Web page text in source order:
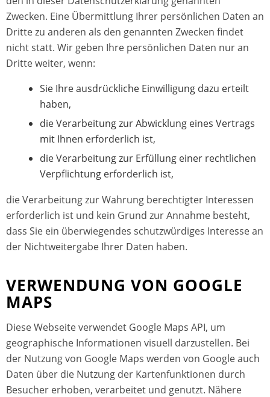
Zwecken. Eine Übermittlung Ihrer persönlichen Daten an
Dritte zu anderen als den genannten Zwecken findet
nicht statt. Wir geben Ihre persönlichen Daten nur an
Dritte weiter, wenn:
Sie Ihre ausdrückliche Einwilligung dazu erteilt
haben,
die Verarbeitung zur Abwicklung eines Vertrags
mit Ihnen erforderlich ist,
die Verarbeitung zur Erfüllung einer rechtlichen
Verpflichtung erforderlich ist,
die Verarbeitung zur Wahrung berechtigter Interessen
erforderlich ist und kein Grund zur Annahme besteht,
dass Sie ein überwiegendes schutzwürdiges Interesse an
der Nichtweitergabe Ihrer Daten haben.
VERWENDUNG VON GOOGLE
MAPS
Diese Webseite verwendet Google Maps API, um
geographische Informationen visuell darzustellen. Bei
der Nutzung von Google Maps werden von Google auch
Daten über die Nutzung der Kartenfunktionen durch
Besucher erhoben, verarbeitet und genutzt. Nähere